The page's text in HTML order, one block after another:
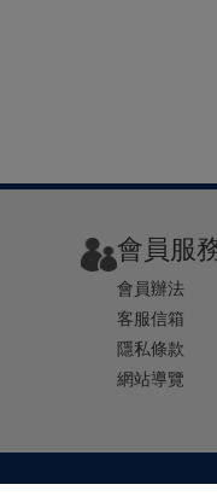
會員服
會員辦法
客服信箱
隱私條款
網站導覽